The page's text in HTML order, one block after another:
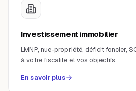
Investissement immobilier
LMNP, nue-propriété, déficit foncier,
à votre fiscalité et vos objectifs.
En savoir plus